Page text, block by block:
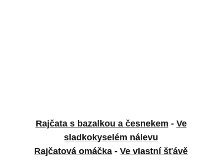
Rajčata s bazalkou a česnekem - Ve
sladkokyselém nálevu
Rajčatová omáčka - Ve vlastní šťávě